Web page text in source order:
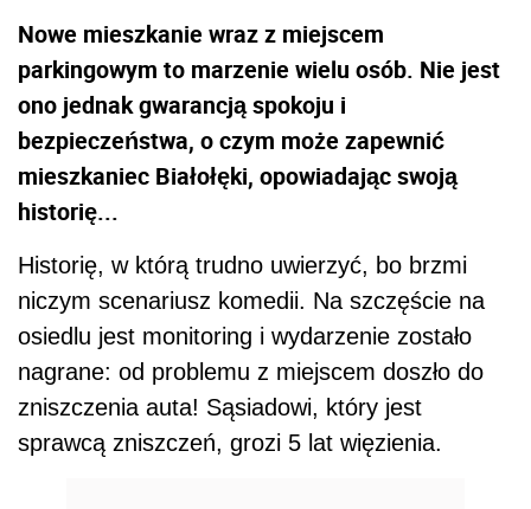
Nowe mieszkanie wraz z miejscem
parkingowym to marzenie wielu osób. Nie jest
ono jednak gwarancją spokoju i
bezpieczeństwa, o czym może zapewnić
mieszkaniec Białołęki, opowiadając swoją
historię...
Historię, w którą trudno uwierzyć, bo brzmi
niczym scenariusz komedii. Na szczęście na
osiedlu jest monitoring i wydarzenie zostało
nagrane: od problemu z miejscem doszło do
zniszczenia auta! Sąsiadowi, który jest
sprawcą zniszczeń, grozi 5 lat więzienia.